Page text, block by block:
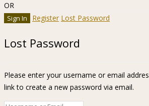
OR
Register Lost Password
Lost Password
Please enter your username or email
link to create a new password via email.